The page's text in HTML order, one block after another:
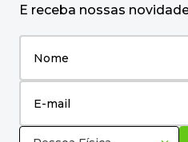
E receba nossas